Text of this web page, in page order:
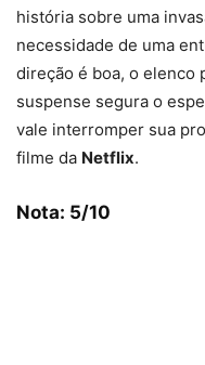
história sobre uma
necessidade de uma
direção é boa, o elenco
suspense segura o
vale interromper sua
filme da Netflix.
Nota: 5/10